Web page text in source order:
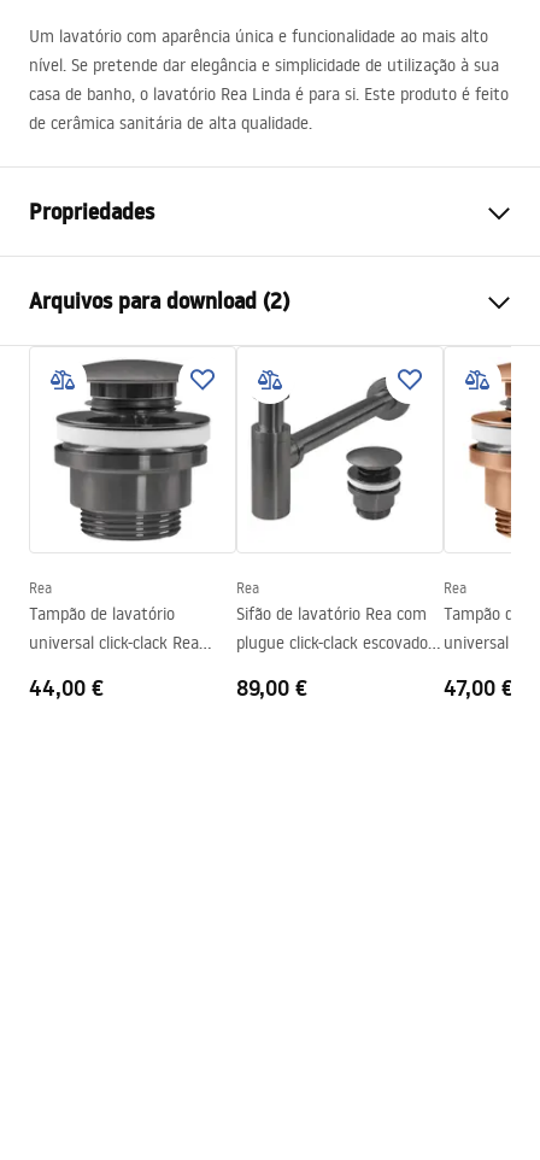
Um lavatório com aparência única e funcionalidade ao mais alto
nível. Se pretende dar elegância e simplicidade de utilização à sua
casa de banho, o lavatório Rea Linda é para si. Este produto é feito
de cerâmica sanitária de alta qualidade.
Propriedades
Materiais
Cerâmica sanitária
Cor
Efeito pedra
Acabamento
Fosco
Comprimento
485mm
Largura
340
Altura
145
Profundidade
Forma
Furo da bateria
Não
Arquivos para download (2)
Instruções de montagem
Basin.pdf
Warranty_Terms_and_Conditions_Basins_-_5.pdf
Rea
Tampão de lavatório
universal click-clack Rea
44,00 €
Rea
Sifão de lavatório Rea com
plugue click-clack escovado
89,00 €
Rea
Tampão de
universal
47,00 €